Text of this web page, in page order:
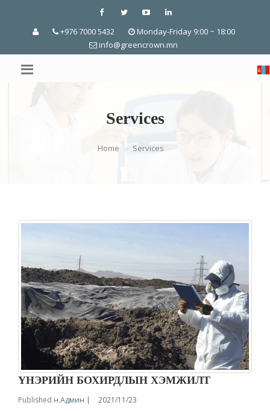
+976 7000 5432
Monday-Friday 9:00 ~ 18:00
info@greencrown.mn
Services
Home Services
ҮНЭРИЙН БОХИРДЛЫН ХЭМЖИЛТ
Published н.Админ | 2021/11/23